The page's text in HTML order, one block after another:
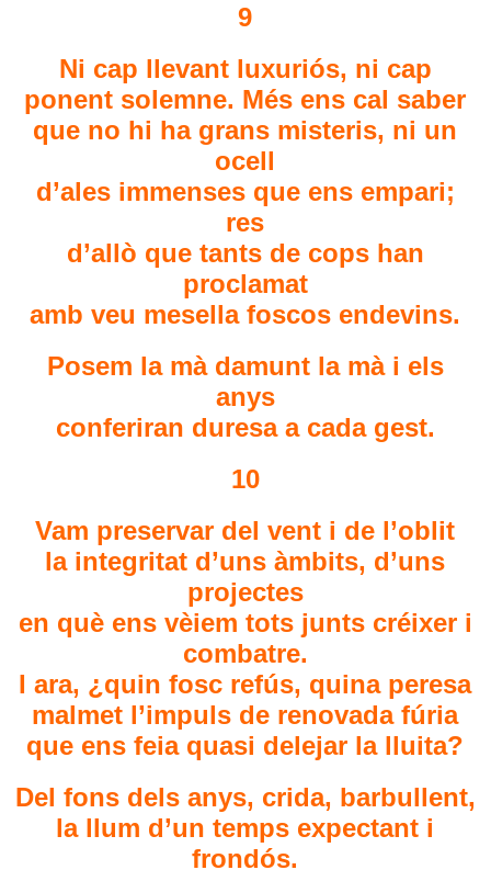
9
Ni cap llevant luxuriós, ni cap
ponent solemne. Més ens cal saber
que no hi ha grans misteris, ni un
ocell
d’ales immenses que ens empari;
res
d’allò que tants de cops han
proclamat
amb veu mesella foscos endevins.
Posem la mà damunt la mà i els
anys
conferiran duresa a cada gest.
10
Vam preservar del vent i de l’oblit
la integritat d’uns àmbits, d’uns
projectes
en què ens vèiem tots junts créixer i
combatre.
I ara, ¿quin fosc refús, quina peresa
malmet l’impuls de renovada fúria
que ens feia quasi delejar la lluita?
Del fons dels anys, crida, barbullent,
la llum d’un temps expectant i
frondós.